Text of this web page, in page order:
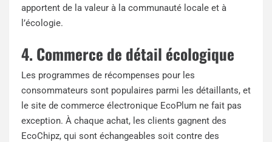
apportent de la valeur à la communauté locale et à
l’écologie.
4. Commerce de détail écologique
Les programmes de récompenses pour les
consommateurs sont populaires parmi les détaillants, et
le site de commerce électronique EcoPlum ne fait pas
exception. À chaque achat, les clients gagnent des
EcoChipz, qui sont échangeables soit contre des